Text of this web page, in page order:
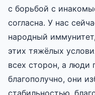
с борьбой с
согласна. У нас
народный
этих тяжёлых
всех сторон, а люди
благополучно, они
стабильностью,